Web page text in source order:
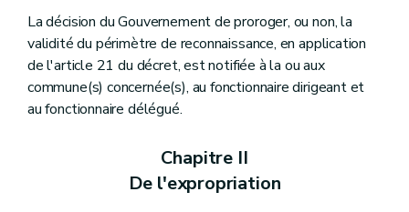
La décision du Gouvernement de proroger, ou non, la
validité du périmètre de reconnaissance, en application
de l'article 21 du décret, est notifiée à la ou aux
commune(s) concernée(s), au fonctionnaire dirigeant et
au fonctionnaire délégué.
Chapitre II
De l'expropriation